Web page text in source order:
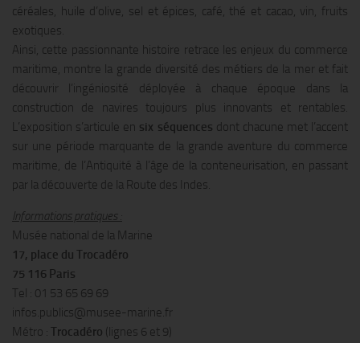
céréales, huile d’olive, sel et épices, café, thé et cacao, vin, fruits
exotiques.
Ainsi, cette passionnante histoire retrace les enjeux du commerce
maritime, montre la grande diversité des métiers de la mer et fait
découvrir l’ingéniosité déployée à chaque époque dans la
construction de navires toujours plus innovants et rentables.
L’exposition s’articule en six séquences dont chacune met l’accent
sur une période marquante de la grande aventure du commerce
maritime, de l’Antiquité à l’âge de la conteneurisation, en passant
par la découverte de la Route des Indes.
Informations pratiques :
Musée national de la Marine
17, place du Trocadéro
75 116 Paris
Tel : 01 53 65 69 69
infos.publics@musee-marine.fr
Métro : Trocadéro (lignes 6 et 9)